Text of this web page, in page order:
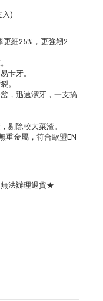
入)
細25%，更強韌2
卡牙。
。
，迅速潔牙，一支搞
剔除較大菜渣。
重金屬，符合歐盟EN
法辦理退貨★